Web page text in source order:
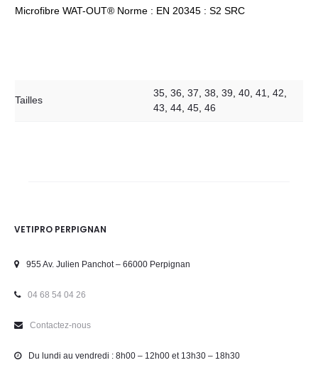
Microfibre WAT-OUT® Norme : EN 20345 : S2 SRC
Tailles
35 36 37 38 39 40 41 42
43 44 45 46
VETIPRO PERPIGNAN
955 Av. Julien Panchot – 66000 Perpignan
04 68 54 04 26
Contactez-nous
Du lundi au vendredi : 8h00 – 12h00 et 13h30 – 18h30